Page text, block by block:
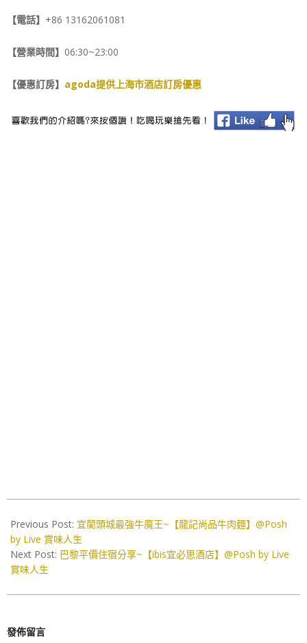
【電話】 +86 13162061081
【營業時間】 06:30~23:00
【優惠訂房】 agoda提供上海市酒店訂房優惠
05-
25
Previous Post: 宜蘭頭城最強牛魔王~【龍記尚品牛肉麵】@Posh
by Live 賞味人生
Next Post: 巴黎平價住宿分享~【ibis宜必思酒店】@Posh by Live
賞味人生
發佈留言